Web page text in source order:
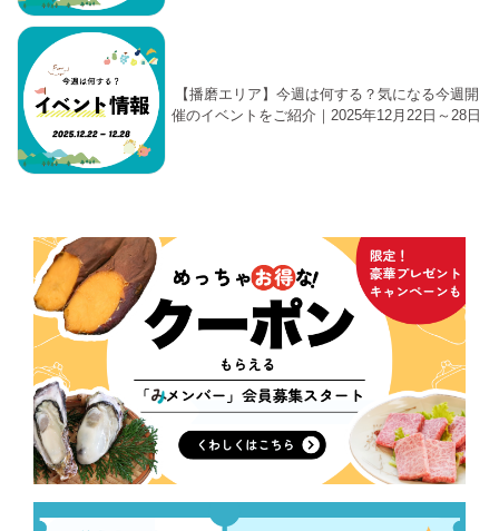
【播磨エリア】今週は何する？気になる今週開
催のイベントをご紹介｜2025年12月22日～28日